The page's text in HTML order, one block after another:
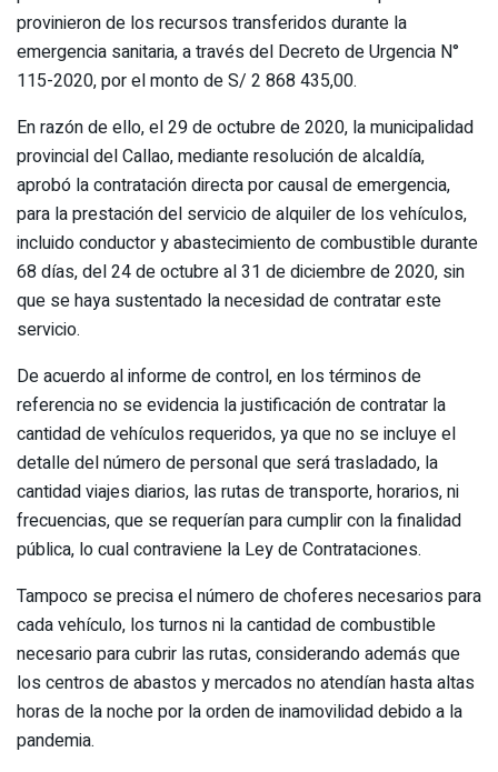
provinieron de los recursos transferidos durante la
emergencia sanitaria, a través del Decreto de Urgencia N°
115-2020, por el monto de S/ 2 868 435,00.
En razón de ello, el 29 de octubre de 2020, la municipalidad
provincial del Callao, mediante resolución de alcaldía,
aprobó la contratación directa por causal de emergencia,
para la prestación del servicio de alquiler de los vehículos,
incluido conductor y abastecimiento de combustible durante
68 días, del 24 de octubre al 31 de diciembre de 2020, sin
que se haya sustentado la necesidad de contratar este
servicio.
De acuerdo al informe de control, en los términos de
referencia no se evidencia la justificación de contratar la
cantidad de vehículos requeridos, ya que no se incluye el
detalle del número de personal que será trasladado, la
cantidad viajes diarios, las rutas de transporte, horarios, ni
frecuencias, que se requerían para cumplir con la finalidad
pública, lo cual contraviene la Ley de Contrataciones.
Tampoco se precisa el número de choferes necesarios para
cada vehículo, los turnos ni la cantidad de combustible
necesario para cubrir las rutas, considerando además que
los centros de abastos y mercados no atendían hasta altas
horas de la noche por la orden de inamovilidad debido a la
pandemia.